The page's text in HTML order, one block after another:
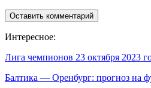
Интересное:
Лига чемпионов 23 октября 2023
Балтика — Оренбург: прогноз на